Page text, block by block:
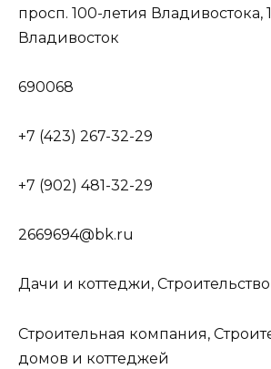
просп. 100-летия Владивостока,
Владивосток
690068
+7 (423) 267-32-29
+7 (902) 481-32-29
2669694@bk.ru
Дачи и коттеджи, Строительство
Строительная компания,
домов и коттеджей